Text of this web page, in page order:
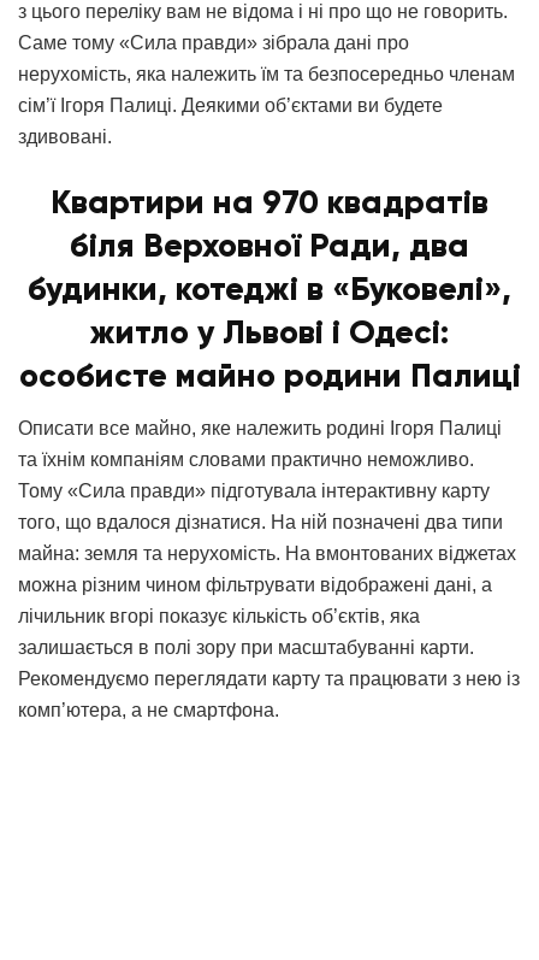
з цього переліку вам не відома і ні про що не говорить.
Саме тому «Сила правди» зібрала дані про
нерухомість, яка належить їм та безпосередньо членам
сім’ї Ігоря Палиці. Деякими об’єктами ви будете
здивовані.
Квартири на 970 квадратів
біля Верховної Ради, два
будинки, котеджі в «Буковелі»,
житло у Львові і Одесі:
особисте майно родини Палиці
Описати все майно, яке належить родині Ігоря Палиці
та їхнім компаніям словами практично неможливо.
Тому «Сила правди» підготувала інтерактивну карту
того, що вдалося дізнатися. На ній позначені два типи
майна: земля та нерухомість. На вмонтованих віджетах
можна різним чином фільтрувати відображені дані, а
лічильник вгорі показує кількість об’єктів, яка
залишається в полі зору при масштабуванні карти.
Рекомендуємо переглядати карту та працювати з нею із
комп’ютера, а не смартфона.